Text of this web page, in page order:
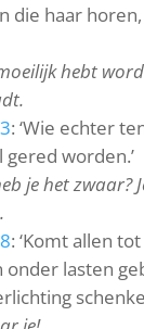
die haar
hebt
: ‘Wie echter
gered worden.’
je het zwaar?
: ‘Komt allen
onder lasten